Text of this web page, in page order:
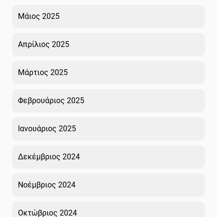
Μάιος 2025
Απρίλιος 2025
Μάρτιος 2025
Φεβρουάριος 2025
Ιανουάριος 2025
Δεκέμβριος 2024
Νοέμβριος 2024
Οκτώβριος 2024